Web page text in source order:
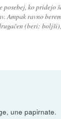
posebej, ko pridejo
Ampak ravno
(beri:
une papirnate.